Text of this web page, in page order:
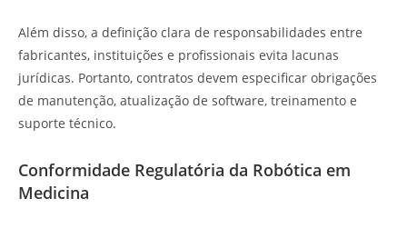
Além disso, a definição clara de responsabilidades entre
fabricantes, instituições e profissionais evita lacunas
jurídicas. Portanto, contratos devem especificar obrigações
de manutenção, atualização de software, treinamento e
suporte técnico.
Conformidade Regulatória da Robótica em
Medicina